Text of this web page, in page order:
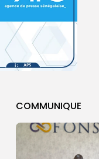
COMMUNIQUE